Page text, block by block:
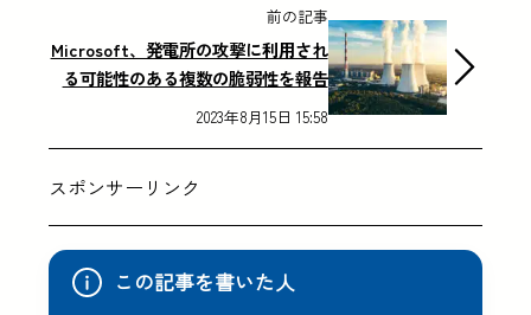
前の記事
Microsoft、発電所の攻撃に利用され
る可能性のある複数の脆弱性を報告
2023年8月15日 15:58
スポンサーリンク
この記事を書いた人